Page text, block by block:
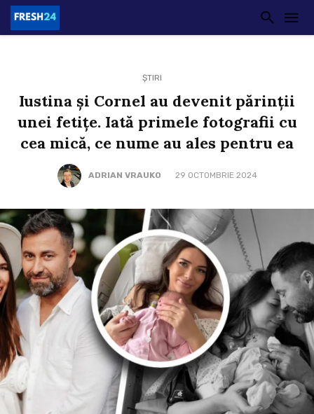
ȘTIRI
Iustina și Cornel au devenit părinții
unei fetițe. Iată primele fotografii cu
cea mică, ce nume au ales pentru ea
ADRIAN VRAUKO 29 OCTOMBRIE 2024